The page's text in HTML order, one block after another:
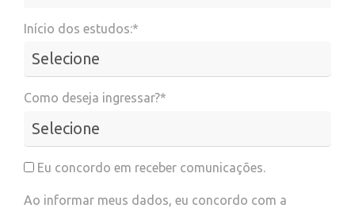
Início dos estudos:*
Como deseja ingressar?*
Eu concordo em receber comunicações.
Ao informar meus dados, eu concordo com a